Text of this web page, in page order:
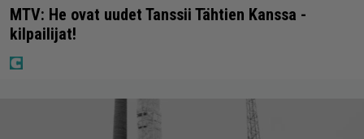
MTV: He ovat uudet Tanssii Tähtien Kanssa -
kilpailijat!